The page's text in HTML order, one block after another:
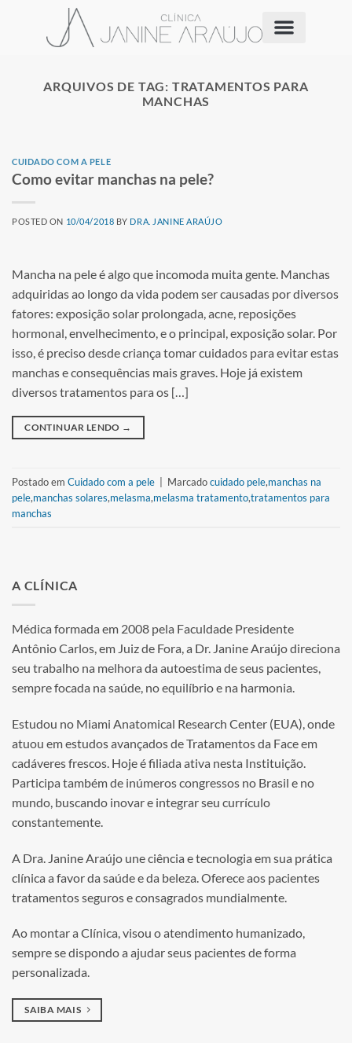
ARQUIVOS DE TAG: TRATAMENTOS PARA
MANCHAS
CUIDADO COM A PELE
Como evitar manchas na pele?
POSTED ON 10/04/2018 BY DRA. JANINE ARAÚJO
Mancha na pele é algo que incomoda muita gente. Manchas
adquiridas ao longo da vida podem ser causadas por diversos
fatores: exposição solar prolongada, acne, reposições
hormonal, envelhecimento, e o principal, exposição solar. Por
isso, é preciso desde criança tomar cuidados para evitar estas
manchas e consequências mais graves. Hoje já existem
diversos tratamentos para os […]
CONTINUAR LENDO →
Postado em Cuidado com a pele Marcadocuidado pele,manchas na
pele,manchas solares,melasma,melasma tratamento,tratamentos para
manchas
A CLÍNICA
Médica formada em 2008 pela Faculdade Presidente
Antônio Carlos, em Juiz de Fora, a Dr. Janine Araújo direciona
seu trabalho na melhora da autoestima de seus pacientes,
sempre focada na saúde, no equilíbrio e na harmonia.
Estudou no Miami Anatomical Research Center (EUA), onde
atuou em estudos avançados de Tratamentos da Face em
cadáveres frescos. Hoje é filiada ativa nesta Instituição.
Participa também de inúmeros congressos no Brasil e no
mundo, buscando inovar e integrar seu currículo
constantemente.
A Dra. Janine Araújo une ciência e tecnologia em sua prática
clínica a favor da saúde e da beleza. Oferece aos pacientes
tratamentos seguros e consagrados mundialmente.
Ao montar a Clínica, visou o atendimento humanizado,
sempre se dispondo a ajudar seus pacientes de forma
personalizada.
SAIBA MAIS